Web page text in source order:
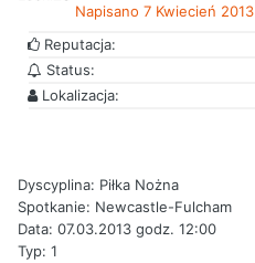
Napisano 7 Kwiecień 2013
Reputacja:
Status:
Lokalizacja:
Dyscyplina: Piłka Nożna
Spotkanie: Newcastle-Fulcham
Data: 07.03.2013 godz. 12:00
Typ: 1